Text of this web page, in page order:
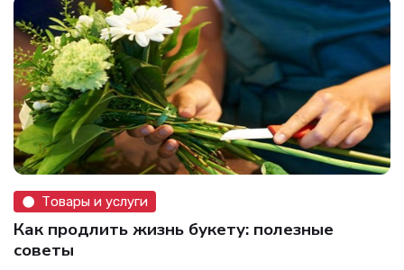
Товары и услуги
Как продлить жизнь букету: полезные
советы